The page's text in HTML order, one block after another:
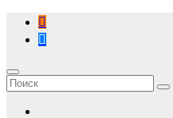
Перейти
содержимому